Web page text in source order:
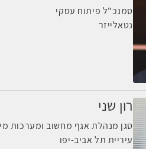
סמנכ"ל פיתוח עסקי
נטאלייזר
רון שני
סגן מנהלת אגף מחשוב ומערכות
עיריית תל אביב-יפו